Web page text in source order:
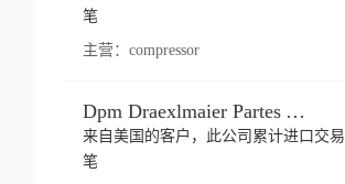
笔
主营： compressor
Dpm Draexlmaier Partes Automotrices Corr Ind Huejotzingo
来自美国的客户，此公司累计进口交易
笔